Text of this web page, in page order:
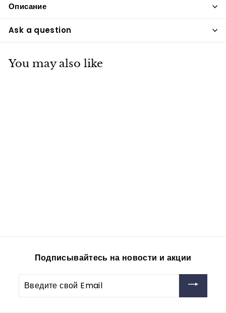
Описание
Ask a question
You may also like
,
0
р
у
б
Подписывайтесь на новости и акции
свой